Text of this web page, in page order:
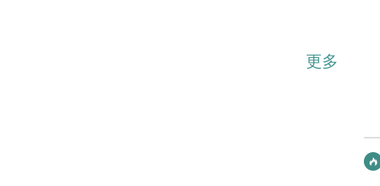
更多